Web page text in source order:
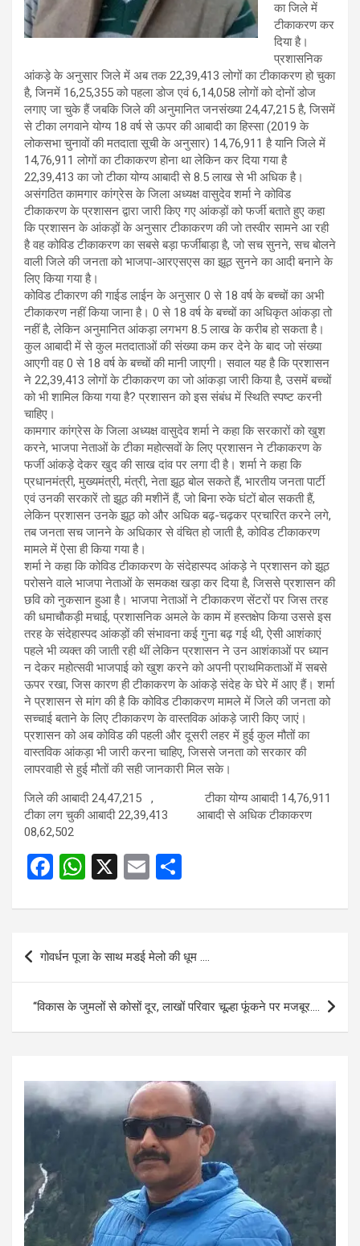
का जिले में
टीकाकरण कर
दिया है।
प्रशासनिक
आंकड़े के अनुसार जिले में अब तक 22,39,413 लोगों का टीकाकरण हो चुका
है, जिनमें 16,25,355 को पहला डोज एवं 6,14,058 लोगों को दोनों डोज
लगाए जा चुके हैं जबकि जिले की अनुमानित जनसंख्या 24,47,215 है, जिसमें
से टीका लगवाने योग्य 18 वर्ष से ऊपर की आबादी का हिस्सा (2019 के
लोकसभा चुनावों की मतदाता सूची के अनुसार) 14,76,911 है यानि जिले में
14,76,911 लोगों का टीकाकरण होना था लेकिन कर दिया गया है
22,39,413 का जो टीका योग्य आबादी से 8.5 लाख से भी अधिक है।
असंगठित कामगार कांग्रेस के जिला अध्यक्ष वासुदेव शर्मा ने कोविड
टीकाकरण के प्रशासन द्वारा जारी किए गए आंकड़ों को फर्जी बताते हुए कहा
कि प्रशासन के आंकड़ों के अनुसार टीकाकरण की जो तस्वीर सामने आ रही
है वह कोविड टीकाकरण का सबसे बड़ा फर्जीबाड़ा है, जो सच सुनने, सच बोलने
वाली जिले की जनता को भाजपा-आरएसएस का झूठ सुनने का आदी बनाने के
लिए किया गया है।
कोविड टीकारण की गाईड लाईन के अनुसार 0 से 18 वर्ष के बच्चों का अभी
टीकाकरण नहीं किया जाना है। 0 से 18 वर्ष के बच्चों का अधिकृत आंकड़ा तो
नहीं है, लेकिन अनुमानित आंकड़ा लगभग 8.5 लाख के करीब हो सकता है।
कुल आबादी में से कुल मतदाताओं की संख्या कम कर देने के बाद जो संख्या
आएगी वह 0 से 18 वर्ष के बच्चों की मानी जाएगी। सवाल यह है कि प्रशासन
ने 22,39,413 लोगों के टीकाकरण का जो आंकड़ा जारी किया है, उसमें बच्चों
को भी शामिल किया गया है? प्रशासन को इस संबंध में स्थिति स्पष्ट करनी
चाहिए।
कामगार कांग्रेस के जिला अध्यक्ष वासुदेव शर्मा ने कहा कि सरकारों को खुश
करने, भाजपा नेताओं के टीका महोत्सवों के लिए प्रशासन ने टीकाकरण के
फर्जी आंकड़े देकर खुद की साख दांव पर लगा दी है। शर्मा ने कहा कि
प्रधानमंत्री, मुख्यमंत्री, मंत्री, नेता झूठ बोल सकते हैं, भारतीय जनता पार्टी
एवं उनकी सरकारें तो झूठ की मशीनें हैं, जो बिना रुके घंटों बोल सकती हैं,
लेकिन प्रशासन उनके झूठ को और अधिक बढ़-चढ़कर प्रचारित करने लगे,
तब जनता सच जानने के अधिकार से वंचित हो जाती है, कोविड टीकाकरण
मामले में ऐसा ही किया गया है।
शर्मा ने कहा कि कोविड टीकाकरण के संदेहास्पद आंकड़े ने प्रशासन को झूठ
परोसने वाले भाजपा नेताओं के समकक्ष खड़ा कर दिया है, जिससे प्रशासन की
छवि को नुकसान हुआ है। भाजपा नेताओं ने टीकाकरण सेंटरों पर जिस तरह
की धमाचौकड़ी मचाई, प्रशासनिक अमले के काम में हस्तक्षेप किया उससे इस
तरह के संदेहास्पद आंकड़ों की संभावना कई गुना बढ़ गई थी, ऐसी आशंकाएं
पहले भी व्यक्त की जाती रही थीं लेकिन प्रशासन ने उन आशंकाओं पर ध्यान
न देकर महोत्सवी भाजपाई को खुश करने को अपनी प्राथमिकताओं में सबसे
ऊपर रखा, जिस कारण ही टीकाकरण के आंकड़े संदेह के घेरे में आए हैं। शर्मा
ने प्रशासन से मांग की है कि कोविड टीकाकरण मामले में जिले की जनता को
सच्चाई बताने के लिए टीकाकरण के वास्तविक आंकड़े जारी किए जाएं।
प्रशासन को अब कोविड की पहली और दूसरी लहर में हुई कुल मौतों का
वास्तविक आंकड़ा भी जारी करना चाहिए, जिससे जनता को सरकार की
लापरवाही से हुई मौतों की सही जानकारी मिल सके।
जिले की आबादी 24,47,215 , टीका योग्य आबादी 14,76,911
टीका लग चुकी आबादी 22,39,413 आबादी से अधिक टीकाकरण
08,62,502
F
ce
b
o
o
k
W
at
s
A
p
p
X
E
ail ar
Post
navigation
गोवर्धन पूजा के साथ मडई मेलो की धूम ….
‘‘विकास के जुमलों से कोसों दूर, लाखों परिवार चूल्हा फूंकने पर मजबूर….